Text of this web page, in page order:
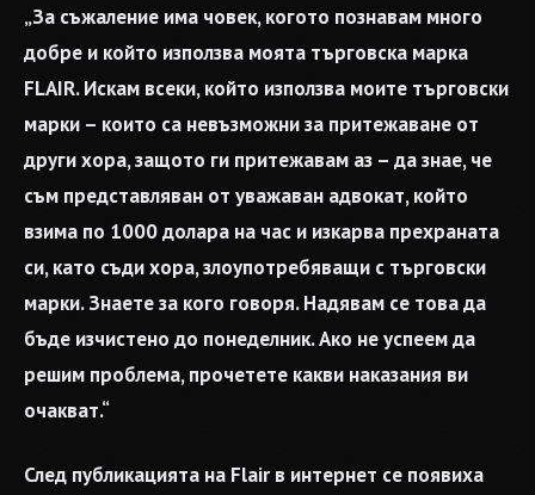
„За съжаление има човек, когото познавам много
добре и който използва моята търговска марка
FLAIR. Искам всеки, който използва моите търговски
марки – които са невъзможни за притежаване от
други хора, защото ги притежавам аз – да знае, че
съм представляван от уважаван адвокат, който
взима по 1000 долара на час и изкарва прехраната
си, като съди хора, злоупотребяващи с търговски
марки. Знаете за кого говоря. Надявам се това да
бъде изчистено до понеделник. Ако не успеем да
решим проблема, прочетете какви наказания ви
очакват.“
След публикацията на Flair в интернет се появиха